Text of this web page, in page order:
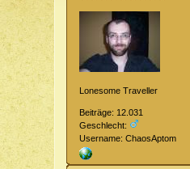
Lonesome Traveller
Beiträge: 12.031
Geschlecht:
Username: ChaosAptom